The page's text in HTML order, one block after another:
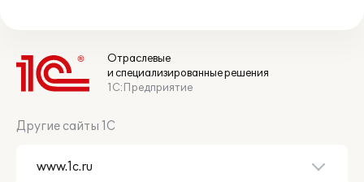
Отраслевые
и специализированные решения
1С:Предприятие
Другие сайты 1С